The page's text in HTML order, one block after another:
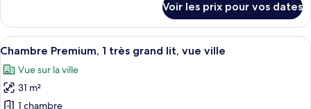
grand
lit,
accès
au
salon
le
type
de
Chambre
Standard,
Voir les prix pour vos dates
Afficher
toutes
les
photos
Une chambre d’hôtel avec un
7
Chambre Premium, 1 très grand lit, vue ville
Vue sur la ville
31 m²
1 chambre